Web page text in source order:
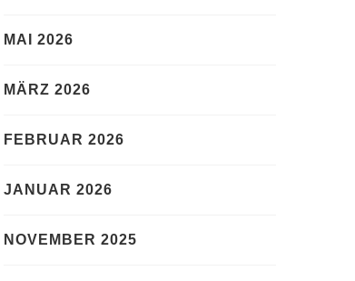
MAI 2026
MÄRZ 2026
FEBRUAR 2026
JANUAR 2026
NOVEMBER 2025